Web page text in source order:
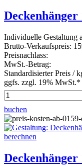
Deckenhänger
Individuelle Gestaltung
Brutto-Verkaufspreis:
Preisnachlass:
MwSt.-Betrag:
Standardisierter Preis /
ggfs. zzgl. 19% MwSt.*
buchen
Deckenhänger